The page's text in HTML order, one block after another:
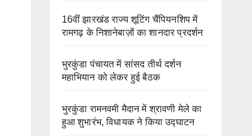
16वीं झारखंड राज्य शूटिंग चैंपियनशिप में
रामगढ़ के निशानेबाज़ों का शानदार प्रदर्शन
भुरकुंडा पंचायत में सांसद तीर्थ दर्शन
महाभियान को लेकर हुई बैठक
भुरकुंडा रामनवमी मैदान में श्रावणी मेले का
हुआ शुभारंभ, विधायक ने किया उद्घाटन